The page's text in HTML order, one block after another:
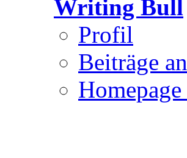
Writing Bull
Profil
Beiträge